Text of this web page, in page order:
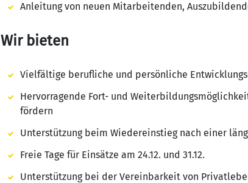
Anleitung von neuen Mitarbeitenden,
Wir bieten
Vielfältige berufliche und persönliche
Hervorragende Fort- und
fördern
Unterstützung beim Wiedereinstieg nach einer
Freie Tage für Einsätze am 24.12. und 31.12.
Unterstützung bei der Vereinbarkeit von